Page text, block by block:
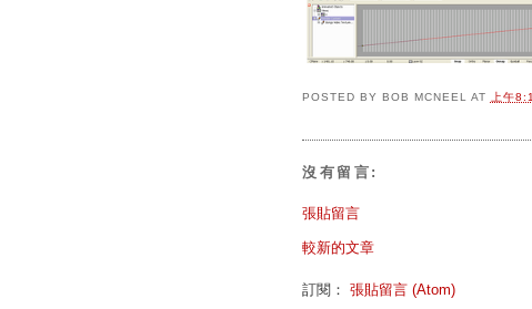
POSTED BY BOB MCNEEL AT 上午
沒有留言:
張貼留言
較新的文章
訂閱： 張貼留言 (Atom)